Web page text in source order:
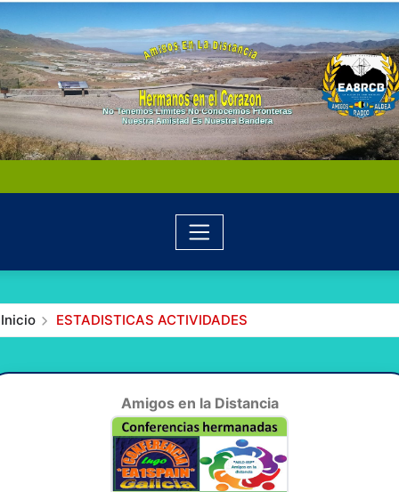
Inicio ESTADISTICAS ACTIVIDADES
Amigos en la Distancia